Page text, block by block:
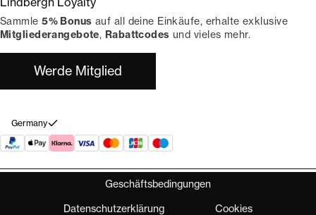
widerrufen
Lindbergh-Botschafter
Sammle5% Bonus auf all deine Einkäufe, erhalte exklusive
Mitgliederangebote, Rabattcodes und vieles mehr.
Werde Mitglied
Germany
Geschäftsbedingungen
Datenschutzerklärung
Cookies